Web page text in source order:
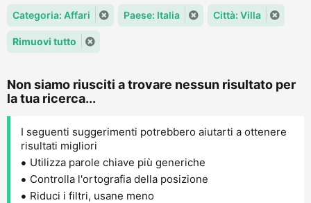
Categoria: Affari Paese: Italia Città: Villa
Rimuovi tutto
Non siamo riusciti a trovare nessun risultato per
la tua ricerca...
I seguenti suggerimenti potrebbero aiutarti a ottenere
risultati migliori
Utilizza parole chiave più generiche
Controlla l'ortografia della posizione
Riduci i filtri, usane meno